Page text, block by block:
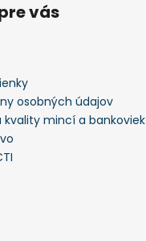
vás
osobných údajov
kvality mincí a bankoviek